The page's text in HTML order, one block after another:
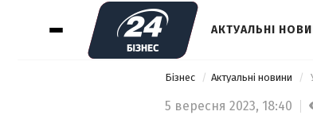
АКТУАЛЬНІ
Бізнес Актуальні новини
5 вересня 2023, 18:40